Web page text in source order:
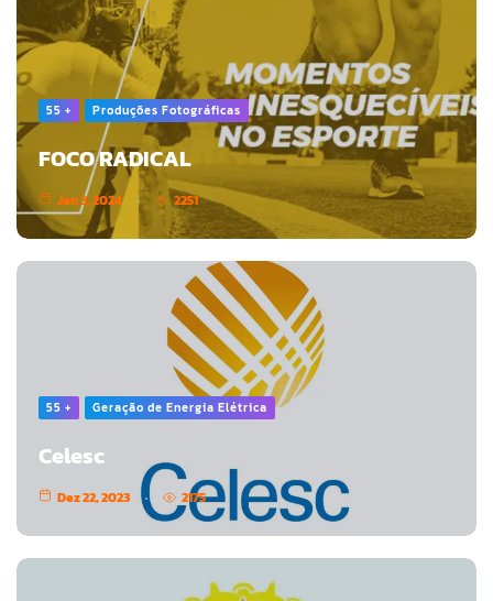
55 + Produções Fotográficas
FOCO RADICAL
Jan 3, 2024 2251
55 + Geração de Energia Elétrica
Celesc
Dez 22, 2023 2175